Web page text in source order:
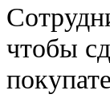
чтобы